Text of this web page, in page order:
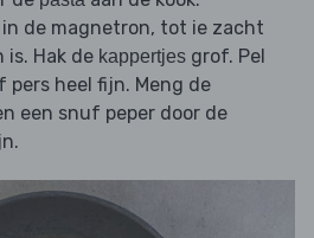
de magnetron, tot ie zacht
is. Hak de kappertjes grof. Pel
pers heel fijn. Meng de
een snuf peper door de